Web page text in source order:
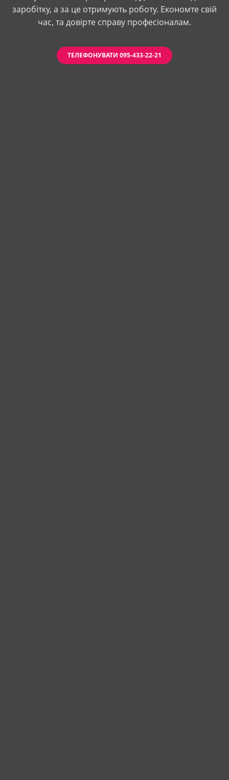
заробітку, а за це отримують роботу. Економте свій
час, та довірте справу професіоналам.
ТЕЛЕФОНУВАТИ 095-433-22-21